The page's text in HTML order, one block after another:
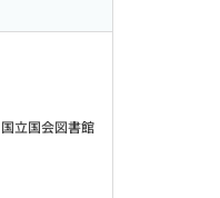
国立国会図書館